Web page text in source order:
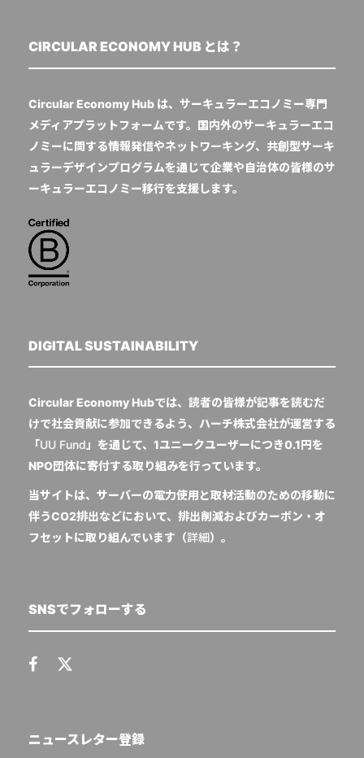
CIRCULAR ECONOMY HUB とは？
Circular Economy Hub は、サーキュラーエコノミー専門
メディアプラットフォームです。国内外のサーキュラーエコ
ノミーに関する情報発信やネットワーキング、共創型サーキ
ュラーデザインプログラムを通じて企業や自治体の皆様のサ
ーキュラーエコノミー移行を支援します。
DIGITAL SUSTAINABILITY
Circular Economy Hubでは、読者の皆様が記事を読むだ
けで社会貢献に参加できるよう、ハーチ株式会社が運営する
「UU Fund 」を通じて、1ユニークユーザーにつき0.1円を
NPO団体に寄付する取り組みを行っています。
当サイトは、サーバーの電力使用と取材活動のための移動に
伴うCO2排出などにおいて、排出削減およびカーボン・オ
フセットに取り組んでいます（詳細）。
SNSでフォローする
ニュースレター登録